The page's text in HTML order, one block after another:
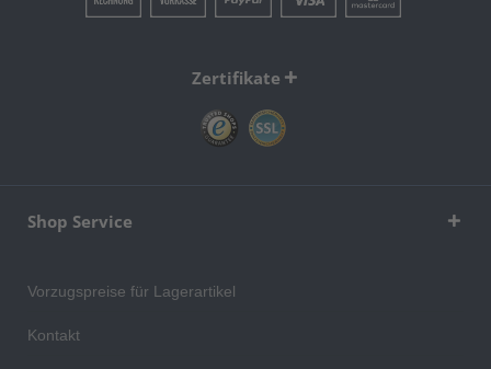
Zertifikate
Shop Service
Vorzugspreise für Lagerartikel
Kontakt